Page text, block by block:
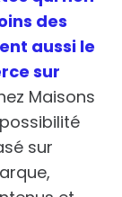
des
aussi le
sur
Maisons
sur